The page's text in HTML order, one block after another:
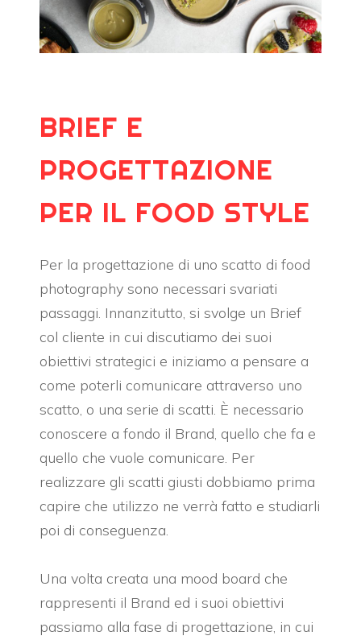
BRIEF E
PROGETTAZIONE
PER IL FOOD STYLE
Per la progettazione di uno scatto di food
photography sono necessari svariati
passaggi. Innanzitutto, si svolge un Brief
col cliente in cui discutiamo dei suoi
obiettivi strategici e iniziamo a pensare a
come poterli comunicare attraverso uno
scatto, o una serie di scatti. È necessario
conoscere a fondo il Brand, quello che fa e
quello che vuole comunicare. Per
realizzare gli scatti giusti dobbiamo prima
capire che utilizzo ne verrà fatto e studiarli
poi di conseguenza.
Una volta creata una mood board che
rappresenti il Brand ed i suoi obiettivi
passiamo alla fase di progettazione, in cui